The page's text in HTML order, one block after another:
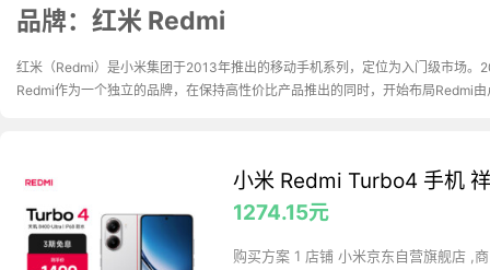
品牌：红米 Redmi
红米（Redmi）是小米集团于2013年推出的移动手机系列，定位为入门级市场
Redmi作为一个独立的品牌，在保持高性价比产品推出的同时，开始布局Redmi
小米 Redmi Turbo4 手机
1274.15元
购买方案 1 店铺 小米京东自营旗舰店 ,